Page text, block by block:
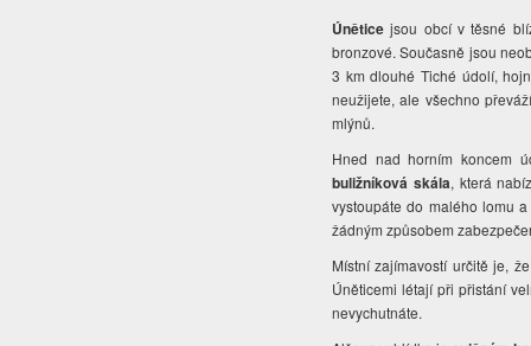
Únětice jsou obcí v těsné
bronzové. Současně jsou
3 km dlouhé Tiché údolí,
neužijete, ale všechno
mlýnů.
Hned nad horním koncem
buližníková skála, která
vystoupáte do malého lomu
žádným způsobem
Místní zajímavostí určitě je,
Úněticemi létají při přistání
nevychutnáte.